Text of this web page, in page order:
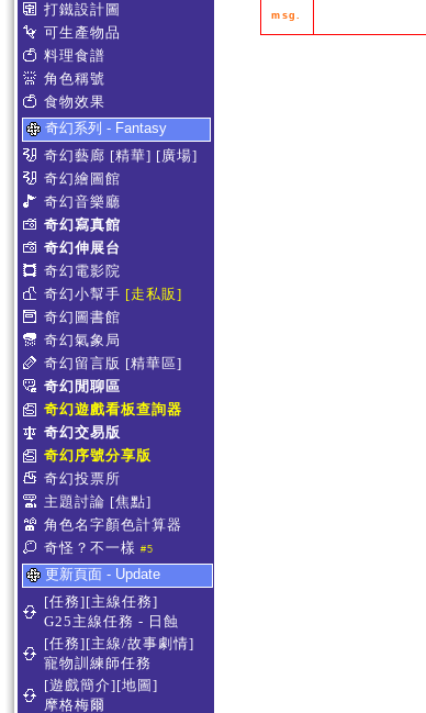
打鐵設計圖
可生產物品
料理食譜
角色稱號
食物效果
奇幻系列 - Fantasy
奇幻藝廊 [精華] [廣場]
奇幻繪圖館
奇幻音樂廳
奇幻寫真館
奇幻伸展台
奇幻電影院
奇幻小幫手 [走私販]
奇幻圖書館
奇幻氣象局
奇幻留言版 [精華區]
奇幻閒聊區
奇幻遊戲看板查詢器
奇幻交易版
奇幻序號分享版
奇幻投票所
主題討論 [焦點]
角色名字顏色計算器
奇怪？不一樣 #5
更新頁面 - Update
[任務][主線任務]
G25主線任務 - 日蝕
[任務][主線/故事劇情]
寵物訓練師任務
[遊戲簡介][地圖]
摩格梅爾
msg.